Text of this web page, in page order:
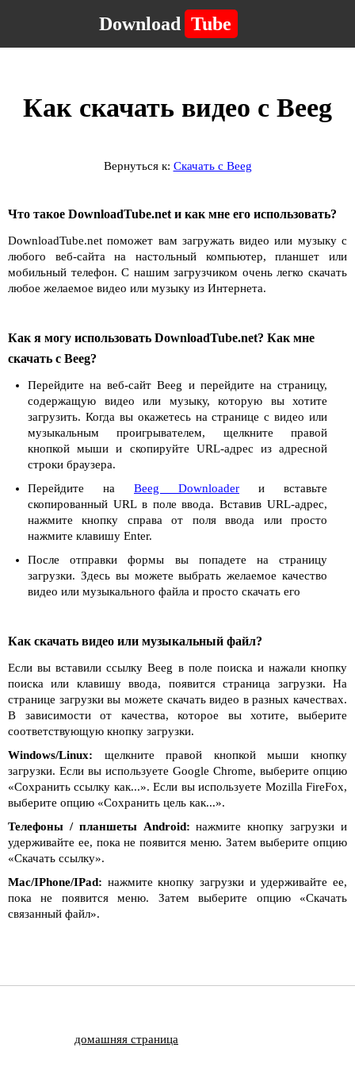
Download Tube
Как скачать видео с Beeg
Вернуться к: Скачать с Beeg
Что такое DownloadTube.net и как мне его использовать?
DownloadTube.net поможет вам загружать видео или музыку с
любого веб-сайта на настольный компьютер, планшет или
мобильный телефон. С нашим загрузчиком очень легко скачать
любое желаемое видео или музыку из Интернета.
Как я могу использовать DownloadTube.net? Как мне
скачать с Beeg?
Перейдите на веб-сайт Beeg и перейдите на страницу,
содержащую видео или музыку, которую вы хотите
загрузить. Когда вы окажетесь на странице с видео или
музыкальным проигрывателем, щелкните правой
кнопкой мыши и скопируйте URL-адрес из адресной
строки браузера.
Перейдите на Beeg Downloader и вставьте
скопированный URL в поле ввода. Вставив URL-адрес,
нажмите кнопку справа от поля ввода или просто
нажмите клавишу Enter.
После отправки формы вы попадете на страницу
загрузки. Здесь вы можете выбрать желаемое качество
видео или музыкального файла и просто скачать его
Как скачать видео или музыкальный файл?
Если вы вставили ссылку Beeg в поле поиска и нажали кнопку
поиска или клавишу ввода, появится страница загрузки. На
странице загрузки вы можете скачать видео в разных качествах.
В зависимости от качества, которое вы хотите, выберите
соответствующую кнопку загрузки.
Windows/Linux: щелкните правой кнопкой мыши кнопку
загрузки. Если вы используете Google Chrome, выберите опцию
«Сохранить ссылку как...». Если вы используете Mozilla FireFox,
выберите опцию «Сохранить цель как...».
Телефоны / планшеты Android: нажмите кнопку загрузки и
удерживайте ее, пока не появится меню. Затем выберите опцию
«Скачать ссылку».
Mac/IPhone/IPad: нажмите кнопку загрузки и удерживайте ее,
пока не появится меню. Затем выберите опцию «Скачать
связанный файл».
домашняя страница